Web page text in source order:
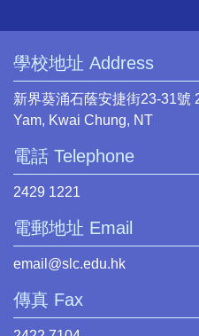
學校地址 Address
新界葵涌石蔭安捷街23-31號
Yam, Kwai Chung, NT
電話 Telephone
2429 1221
電郵地址 Email
email@slc.edu.hk
傳真 Fax